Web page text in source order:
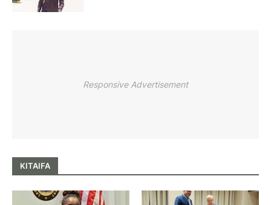
Responsive Advertisement
KITAIFA